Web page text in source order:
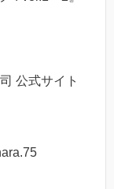
公式サイト